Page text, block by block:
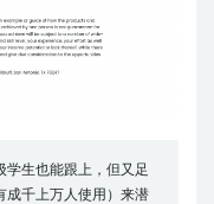
学生也能跟上，但又足
成千上万人使用）来潜